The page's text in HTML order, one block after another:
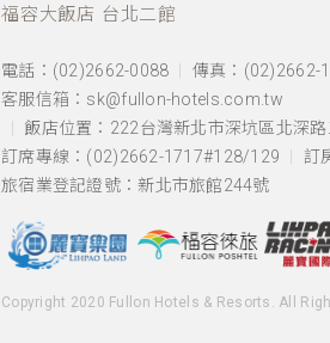
福容大飯店 台北二館
電話：(02)2662-0088
傳真：(02)2662-
客服信箱：sk@fullon-hotels.com.tw
飯店位置： 222台灣新北市深坑區北深
訂席專線：(02)2662-1717#128/129
訂
旅宿業登記證號：新北市旅館244號
Copyright 2020 Fullon Hotels & Resorts. All